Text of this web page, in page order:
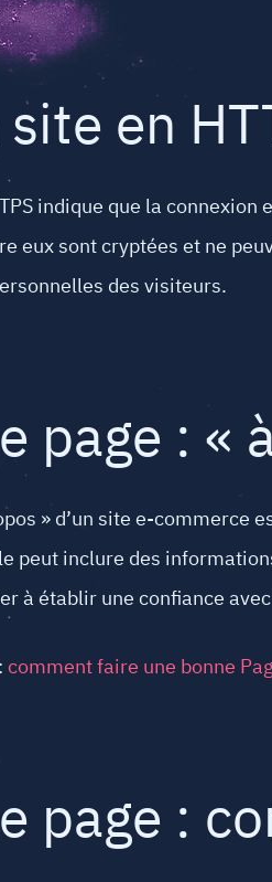
en
indique que la
eux sont cryptées et ne
des visiteurs.
page : «
» d’un site e-
peut inclure des
à établir une confiance
comment faire une bonne
page :